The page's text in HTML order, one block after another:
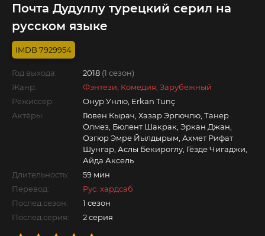
Почта Дудуллу турецкий серил на
русском языке
7929954
Год выхода: 2018 (1 сезон)
Жанр:
Фэнтези, Комедия, Зарубежный
Режиссер:
Онур Унлю, Erkan Tunç
Актёры:
Гювен Кырач, Хазар Эргючлю, Танер
Олмез, Бюлент Шакрак, Эркан Джан,
Озгюр Эмре Йылдырым, Ахмет Рифат
Шунгар, Аслы Бекироглу, Гёзде Чигаджи,
Айда Аксель
Длительность:
59 мин
Перевод:
Рус. хардсаб
Послед.сезон:
1 сезон
Послед.серия:
2 серия